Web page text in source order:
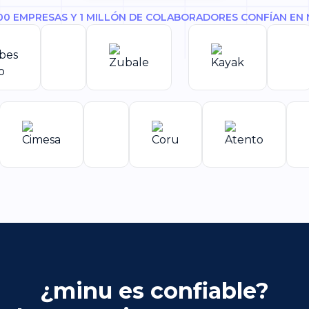
EMPRESAS Y 1 MILLÓN DE COLABORADORES CONFÍAN EN
¿minu es confiable?